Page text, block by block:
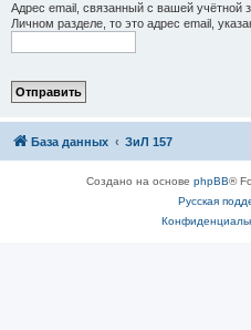
Адрес email, связанный с вашей учётной
Личном разделе, то это адрес email,
База данных ЗиЛ 157
Создано на основе phpBB®
Русская